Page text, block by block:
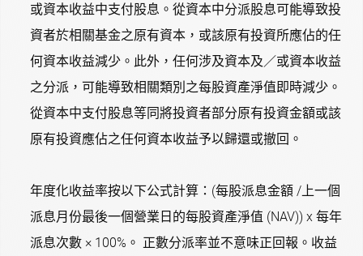
或資本收益中支付股息。從資本中分派股息可能導致投
資者於相關基金之原有資本，或該原有投資所應佔的任
何資本收益減少。此外，任何涉及資本及／或資本收益
之分派，可能導致相關類別之每股資產淨值即時減少。
從資本中支付股息等同將投資者部分原有投資金額或該
原有投資應佔之任何資本收益予以歸還或撤回。
年度化收益率按以下公式計算：(每股派息金額 /上一個
派息月份最後一個營業日的每股資產淨值 (NAV)) x 每年
派息次數 × 100%。 正數分派率並不意味正回報。收益